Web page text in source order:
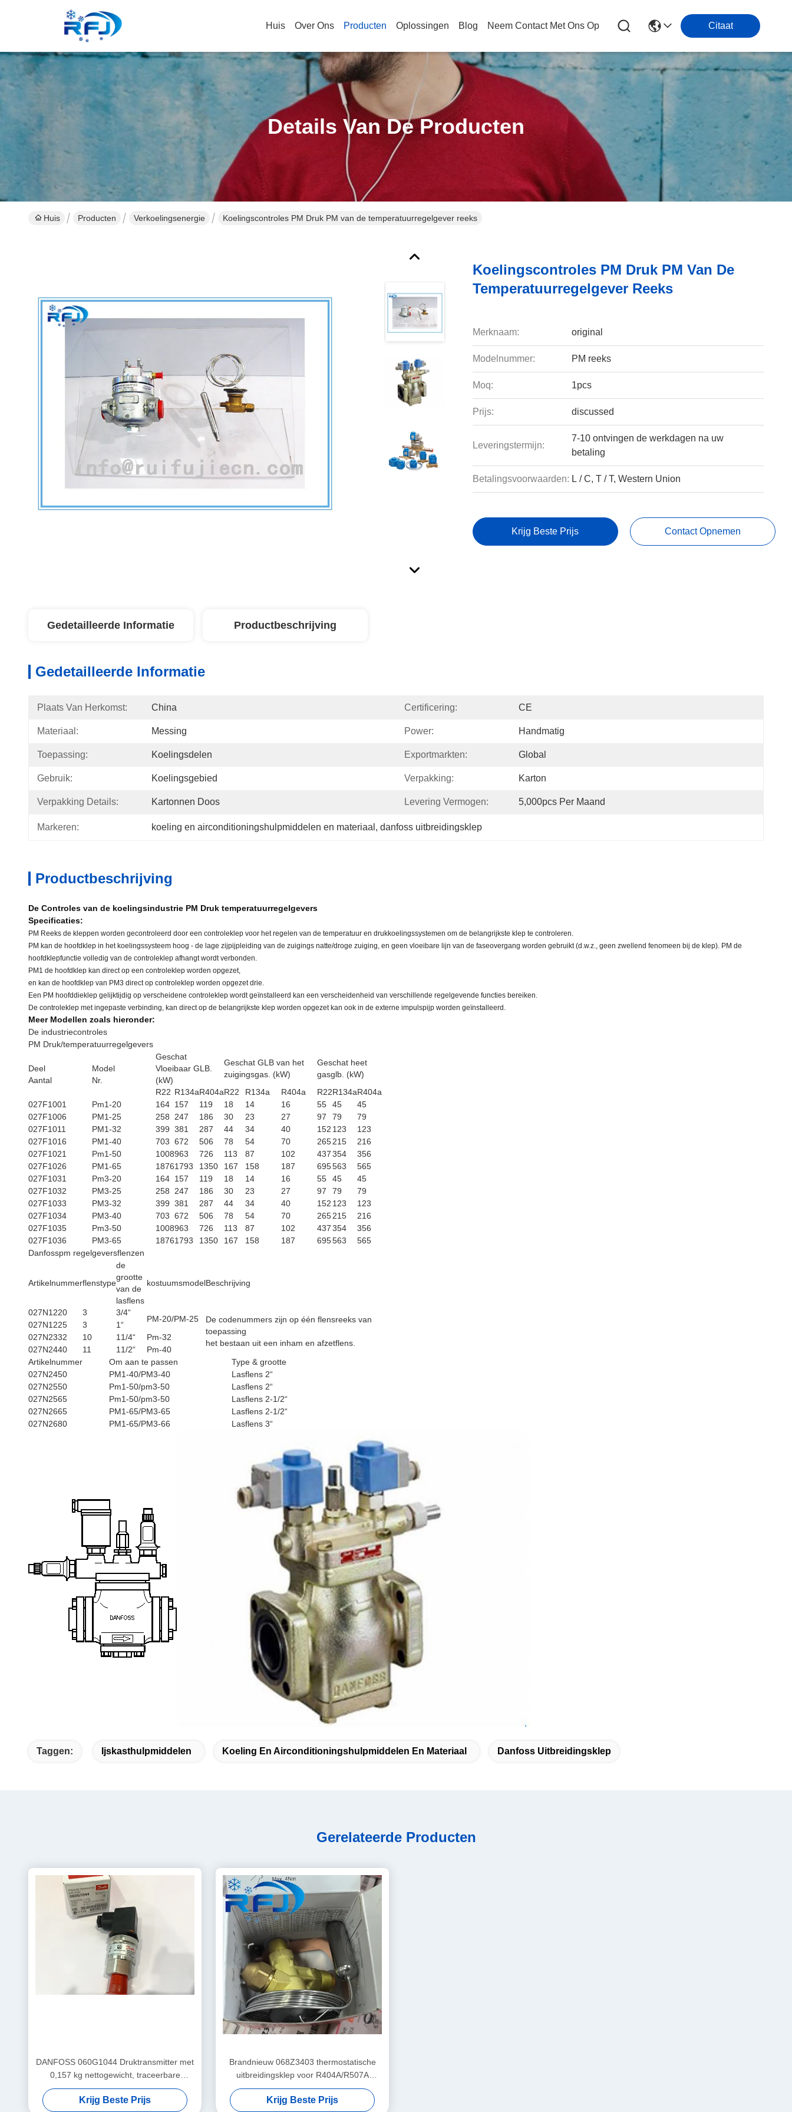
Huis Over Ons Producten Oplossingen Blog Neem Contact Met Ons Op Citaat
Details Van De Producten
Huis Producten Verkoelingsenergie Koelingscontroles PM Druk PM van de temperatuurregelgever reeks
Koelingscontroles PM Druk PM Van De
Temperatuurregelgever Reeks
Merknaam: original
Modelnummer: PM reeks
Moq: 1pcs
Prijs: discussed
Leveringstermijn:
7-10 ontvingen de werkdagen na uw
betaling
Betalingsvoorwaarden: L / C, T / T, Western Union
Krijg Beste Prijs Contact Opnemen
Gedetailleerde Informatie Productbeschrijving
Gedetailleerde Informatie
Plaats Van Herkomst: China Certificering: CE
Materiaal: Messing Power: Handmatig
Toepassing: Koelingsdelen Exportmarkten: Global
Gebruik: Koelingsgebied Verpakking: Karton
Verpakking Details: Kartonnen Doos Levering Vermogen: 5,000pcs Per Maand
Markeren: koeling en airconditioningshulpmiddelen en materiaal , danfoss uitbreidingsklep
Productbeschrijving
De Controles van de koelingsindustrie PM Druk temperatuurregelgevers
Specificaties:
PM Reeks de kleppen worden gecontroleerd door een controleklep voor het regelen van de temperatuur en drukkoelingssystemen om de belangrijkste klep te controleren.
PM kan de hoofdklep in het koelingssysteem hoog - de lage zijpijpleiding van de zuigings natte/droge zuiging, en geen vloeibare lijn van de faseovergang worden gebruikt (d.w.z., geen zwellend fenomeen bij de klep). PM de
hoofdklepfunctie volledig van de controleklep afhangt wordt verbonden.
PM1 de hoofdklep kan direct op een controleklep worden opgezet,
en kan de hoofdklep van PM3 direct op controleklep worden opgezet drie.
Een PM hoofddieklep gelijktijdig op verscheidene controleklep wordt geïnstalleerd kan een verscheidenheid van verschillende regelgevende functies bereiken.
De controleklep met ingepaste verbinding, kan direct op de belangrijkste klep worden opgezet kan ook in de externe impulspijp worden geïnstalleerd.
Meer Modellen zoals hieronder:
De industriecontroles
PM Druk/temperatuurregelgevers
Deel
Aantal
Model
Nr.
Geschat
Vloeibaar GLB.
(kW)
Geschat GLB van het
zuigingsgas. (kW)
Geschat heet
gasglb. (kW)
R22 R134aR404aR22 R134a R404a R22R134aR404a
027F1001
Pm1-20 164 157 119 18 14 16 55 45
45
027F1006
PM1-25 258 247 186 30 23 27 97 79
79
027F1011
PM1-32 399 381 287 44 34 40 152 123
123
027F1016
PM1-40 703 672 506 78 54 70 265215
216
027F1021
Pm1-50 1008963 726 113 87 102 437354
356
027F1026
PM1-65 18761793 1350 167 158 187 695563
565
027F1031
Pm3-20 164 157 119 18 14 16 55 45
45
027F1032
PM3-25 258 247 186 30 23 27 97 79
79
027F1033
PM3-32 399 381 287 44 34 40 152 123
123
027F1034
PM3-40 703 672 506 78 54 70 265215
216
027F1035
Pm3-50 1008963 726 113 87 102 437354
356
027F1036
PM3-65 18761793 1350 167 158 187 695563
565
Danfosspm regelgeversflenzen
Artikelnummerflenstype
de
grootte
van de
lasflens
kostuumsmodelBeschrijving
027N1220 3 3/4“
PM-20/PM-25
De codenummers zijn op één flensreeks van
toepassing
het bestaan uit een inham en afzetflens.
027N1225 3
1“
027N2332
10 11/4“
Pm-32
027N2440
11 11/2“
Pm-40
Artikelnummer
Om aan te passen
Type & grootte
027N2450
PM1-40/PM3-40
Lasflens 2“
027N2550
Pm1-50/pm3-50
Lasflens 2“
027N2565
Pm1-50/pm3-50
Lasflens 2-1/2“
027N2665
PM1-65/PM3-65
Lasflens 2-1/2“
027N2680
PM1-65/PM3-66 Lasflens 3“
Taggen: Ijskasthulpmiddelen Koeling En Airconditioningshulpmiddelen En Materiaal Danfoss Uitbreidingsklep
Gerelateerde Producten
DANFOSS 060G1044 Druktransmitter met
0,157 kg nettogewicht, traceerbare
grondstoffen en
aanpassingsmogelijkheden
Krijg Beste Prijs
Brandnieuw 068Z3403 thermostatische
uitbreidingsklep voor R404A/R507A
koelmiddelen
Krijg Beste Prijs